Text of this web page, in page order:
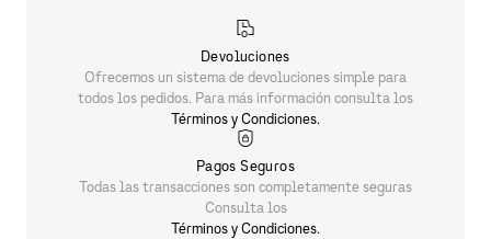
Devoluciones
Ofrecemos un sistema de devoluciones simple para
todos los pedidos. Para más información consulta los
Términos y Condiciones.
Pagos Seguros
Todas las transacciones son completamente seguras
Consulta los
Términos y Condiciones.